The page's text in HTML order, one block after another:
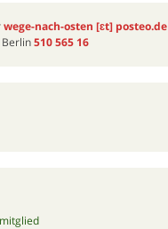
wege-nach-osten [ɛt]posteo.de
510 565 16